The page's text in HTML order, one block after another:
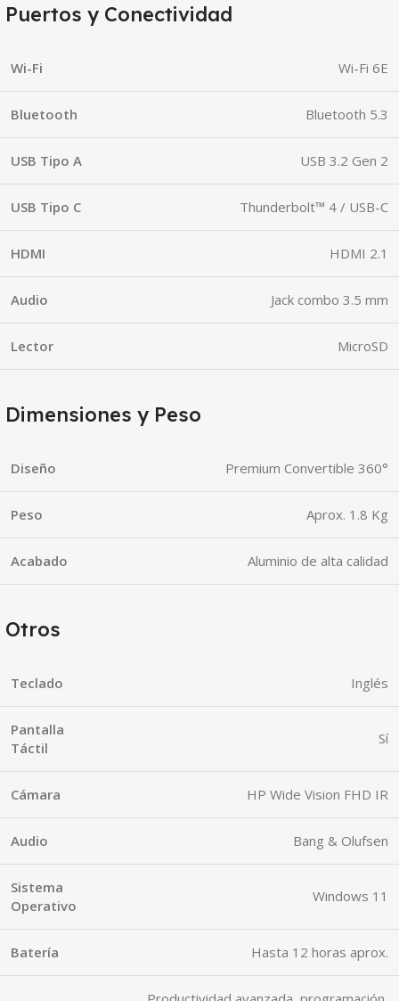
Puertos y Conectividad
Wi-Fi Wi-Fi 6E
Bluetooth Bluetooth 5.3
USB Tipo A USB 3.2 Gen 2
USB Tipo C Thunderbolt™ 4 / USB-C
HDMI HDMI 2.1
Audio Jack combo 3.5 mm
Lector MicroSD
Dimensiones y Peso
Diseño Premium Convertible 360°
Peso Aprox. 1.8 Kg
Acabado Aluminio de alta calidad
Otros
Teclado Inglés
Pantalla
Táctil
Sí
Cámara HP Wide Vision FHD IR
Audio Bang & Olufsen
Sistema
Operativo
Windows 11
Batería Hasta 12 horas aprox.